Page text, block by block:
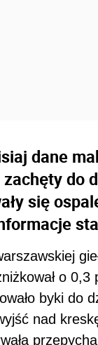
dane
do
się
o
byki do
nad